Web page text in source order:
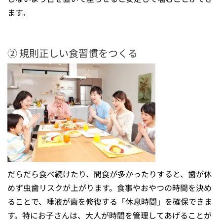
ます。
② 規則正しい食習慣をつくる
だらだら食べ続けたり、間食が多かったりすると、歯が休
めず虫歯リスクが上がります。食事やおやつの時間を決め
ることで、唾液が歯を修復する「休息時間」を確保できま
す。特にお子さんは、大人が時間を管理してあげることが